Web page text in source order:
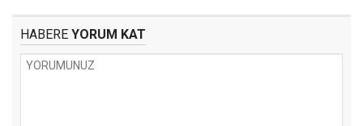
HABERE YORUM KAT